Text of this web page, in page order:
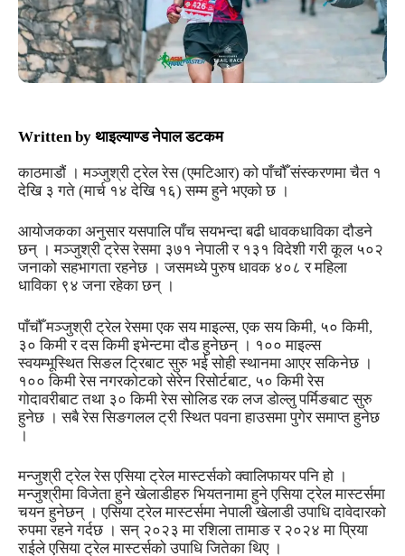
Written by थाइल्याण्ड नेपाल डटकम
काठमाडौं । मञ्जुश्री ट्रेल रेस (एमटिआर) को पाँचौँ संस्करणमा चैत १
देखि ३ गते (मार्च १४ देखि १६) सम्म हुने भएको छ ।
आयोजकका अनुसार यसपालि पाँच सयभन्दा बढी धावकधाविका दौडने
छन् । मञ्जुश्री ट्रेस रेसमा ३७१ नेपाली र १३१ विदेशी गरी कूल ५०२
जनाको सहभागता रहनेछ । जसमध्ये पुरुष धावक ४०८ र महिला
धाविका ९४ जना रहेका छन् ।
पाँचौँ मञ्जुश्री ट्रेल रेसमा एक सय माइल्स, एक सय किमी, ५० किमी,
३० किमी र दस किमी इभेन्टमा दौड हुनेछन् । १०० माइल्स
स्वयम्भूस्थित सिङल ट्रिबाट सुरु भई सोही स्थानमा आएर सकिनेछ ।
१०० किमी रेस नगरकोटको सेरेन रिसोर्टबाट, ५० किमी रेस
गोदावरीबाट तथा ३० किमी रेस सोलिड रक लज डोल्लु पर्मिङबाट सुरु
हुनेछ । सबै रेस सिङगलल ट्री स्थित पवना हाउसमा पुगेर समाप्त हुनेछ
।
मन्जुश्री ट्रेल रेस एसिया ट्रेल मास्टर्सको क्वालिफायर पनि हो ।
मन्जुश्रीमा विजेता हुने खेलाडीहरु भियतनामा हुने एसिया ट्रेल मास्टर्समा
चयन हुनेछन् । एसिया ट्रेल मास्टर्समा नेपाली खेलाडी उपाधि दावेदारको
रुपमा रहने गर्दछ । सन् २०२३ मा रशिला तामाङ र २०२४ मा प्रिया
राईले एसिया ट्रेल मास्टर्सको उपाधि जितेका थिए ।